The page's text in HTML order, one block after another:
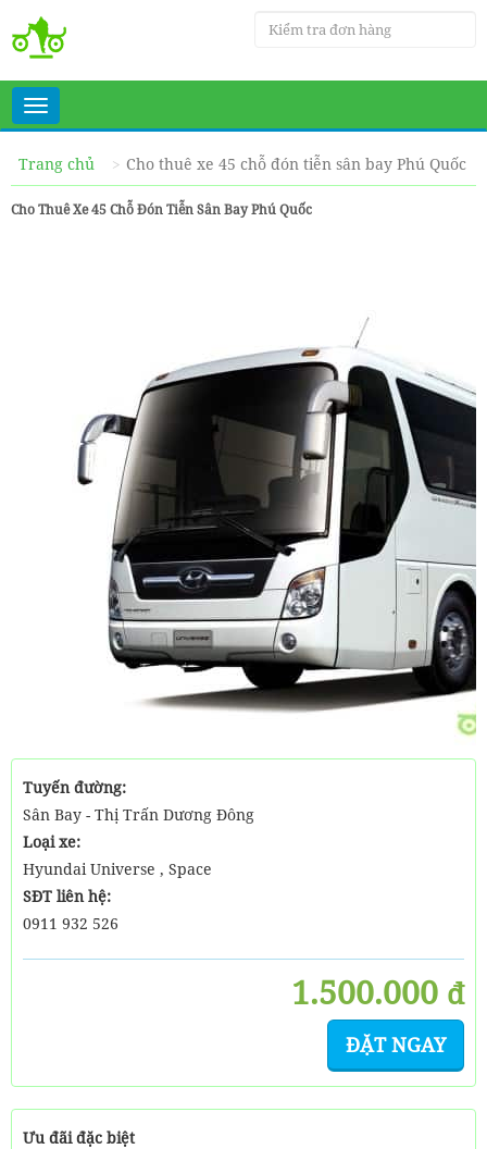
Toggle
navigation
Trang chủ
Cho thuê xe 45 chỗ đón tiễn sân bay Phú Quốc
Cho Thuê Xe 45 Chỗ Đón Tiễn Sân Bay Phú Quốc
Tuyến đường:
Sân Bay - Thị Trấn Dương Đông
Loại xe:
Hyundai Universe , Space
SĐT liên hệ:
0911 932 526
1.500.000 đ
ĐẶT NGAY
Ưu đãi đặc biệt